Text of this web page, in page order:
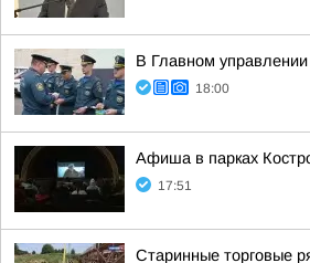
В Главном
18:00
Афиша в парках
17:51
Старинные торговые